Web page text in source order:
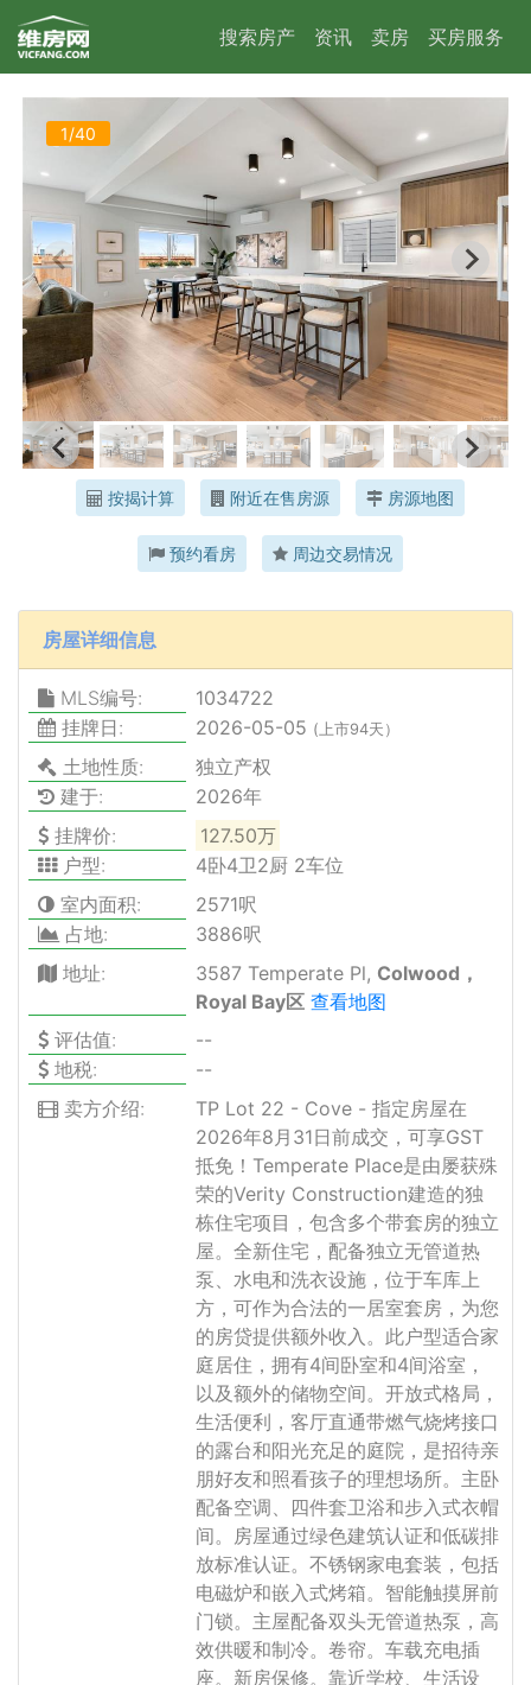
搜索房产 资讯 卖房 买房服务
1/40
按揭计算 附近在售房源 房源地图
预约看房 周边交易情况
房屋详细信息
MLS编号:
1034722
挂牌日:
2026-05-05 (上市94天）
土地性质:
独立产权
建于:
2026年
挂牌价:
127.50万
户型:
4卧4卫2厨 2车位
室内面积:
2571呎
占地:
3886呎
地址:
3587 Temperate Pl, Colwood，
Royal Bay区 查看地图
评估值:
--
地税:
--
卖方介绍:
TP Lot 22 - Cove - 指定房屋在
2026年8月31日前成交，可享GST
抵免！Temperate Place是由屡获殊
荣的Verity Construction建造的独
栋住宅项目，包含多个带套房的独立
屋。全新住宅，配备独立无管道热
泵、水电和洗衣设施，位于车库上
方，可作为合法的一居室套房，为您
的房贷提供额外收入。此户型适合家
庭居住，拥有4间卧室和4间浴室，
以及额外的储物空间。开放式格局，
生活便利，客厅直通带燃气烧烤接口
的露台和阳光充足的庭院，是招待亲
朋好友和照看孩子的理想场所。主卧
配备空调、四件套卫浴和步入式衣帽
间。房屋通过绿色建筑认证和低碳排
放标准认证。不锈钢家电套装，包括
电磁炉和嵌入式烤箱。智能触摸屏前
门锁。主屋配备双头无管道热泵，高
效供暖和制冷。卷帘。车载充电插
座。新房保修。靠近学校、生活设